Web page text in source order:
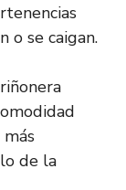
o se caigan.
de la